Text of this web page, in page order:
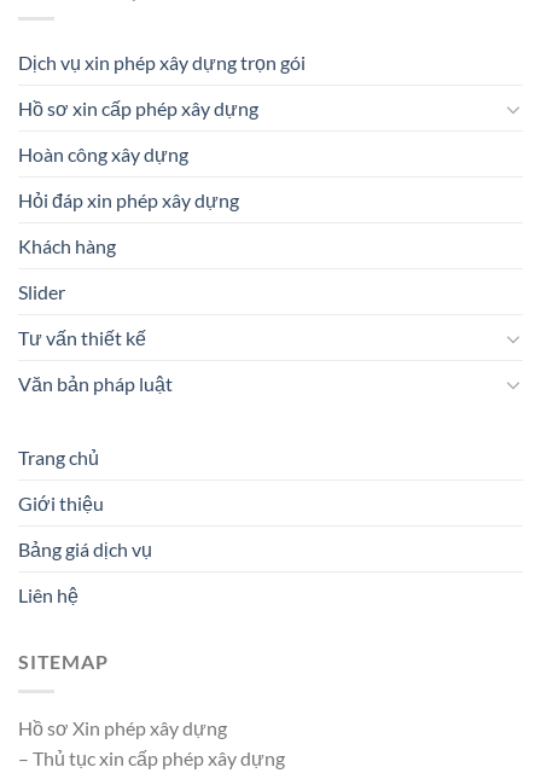
Dịch vụ xin phép xây dựng trọn gói
Hồ sơ xin cấp phép xây dựng
Hoàn công xây dựng
Hỏi đáp xin phép xây dựng
Khách hàng
Slider
Tư vấn thiết kế
Văn bản pháp luật
Trang chủ
Giới thiệu
Bảng giá dịch vụ
Liên hệ
SITEMAP
Hồ sơ Xin phép xây dựng
– Thủ tục xin cấp phép xây dựng